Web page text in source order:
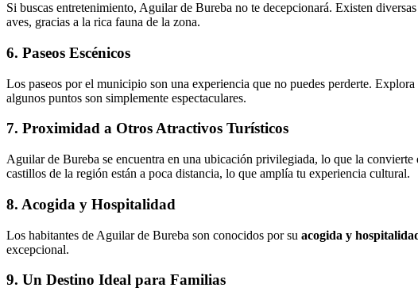
Si buscas entretenimiento, Aguilar de Bureba no te decepcionará. Existen diversas
aves, gracias a la rica fauna de la zona.
6. Paseos Escénicos
Los paseos por el municipio son una experiencia que no puedes perderte.
algunos puntos son simplemente espectaculares.
7. Proximidad a Otros Atractivos Turísticos
Aguilar de Bureba se encuentra en una ubicación privilegiada, lo que la
castillos de la región están a poca distancia, lo que amplía tu experiencia cultural.
8. Acogida y Hospitalidad
Los habitantes de Aguilar de Bureba son conocidos por su acogida y
excepcional.
9. Un Destino Ideal para Familias